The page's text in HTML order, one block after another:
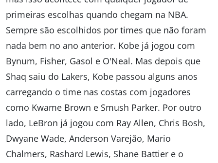
primeiras escolhas quando chegam na NBA.
Sempre são escolhidos por times que não foram
nada bem no ano anterior. Kobe já jogou com
Bynum, Fisher, Gasol e O'Neal. Mas depois que
Shaq saiu do Lakers, Kobe passou alguns anos
carregando o time nas costas com jogadores
como Kwame Brown e Smush Parker. Por outro
lado, LeBron já jogou com Ray Allen, Chris Bosh,
Dwyane Wade, Anderson Varejão, Mario
Chalmers, Rashard Lewis, Shane Battier e o